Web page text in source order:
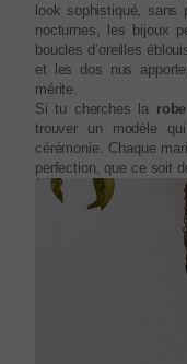
look sophistiqué, sans
nocturnes, les bijoux
boucles d’oreilles
et les dos nus
mérite.
Si tu cherches la
trouver un modèle
cérémonie. Chaque
perfection, que ce soit